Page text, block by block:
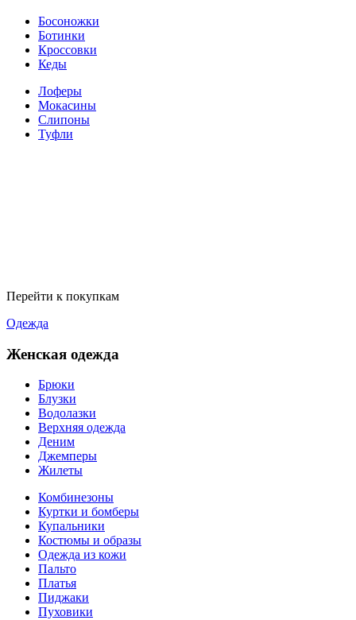
Босоножки
Ботинки
Кроссовки
Кеды
Лоферы
Мокасины
Слипоны
Туфли
Перейти к покупкам
Одежда
Женская одежда
Брюки
Блузки
Водолазки
Верхняя одежда
Деним
Джемперы
Жилеты
Комбинезоны
Куртки и бомберы
Купальники
Костюмы и образы
Одежда из кожи
Пальто
Платья
Пиджаки
Пуховики